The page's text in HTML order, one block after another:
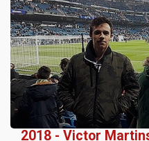
2018 - Victor